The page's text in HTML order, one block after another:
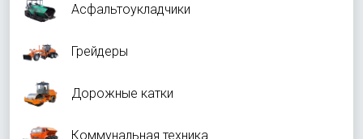
Асфальтоукладчики
Грейдеры
Дорожные катки
Коммунальная техника